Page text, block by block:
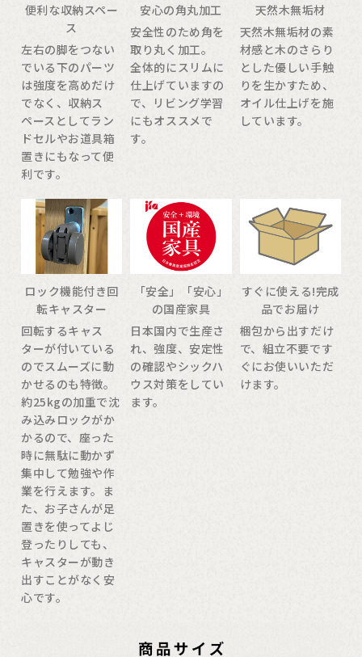
便利な収納スペー
ス
左右の脚をつない
でいる下のパーツ
は強度を高めだけ
でなく、収納ス
ペースとしてラン
ドセルやお道具箱
置きにもなって便
利です。
安心の角丸加工
安全性のため角を
取り丸く加工。
全体的にスリムに
仕上げていますの
で、リビング学習
にもオススメで
す。
天然木無垢材
天然木無垢材の素
材感と木のさらり
とした優しい手触
りを生かすため、
オイル仕上げを施
しています。
ロック機能付き回
転キャスター
回転するキャス
ターが付いている
のでスムーズに動
かせるのも特徴。
約25kgの加重で沈
み込みロックがか
かるので、座った
時に無駄に動かず
集中して勉強や作
業を行えます。ま
た、お子さんが足
置きを使ってよじ
登ったりしても、
キャスターが動き
出すことがなく安
心です。
「安全」「安心」
の国産家具
日本国内で生産さ
れ、強度、安定性
の確認やシックハ
ウス対策をしてい
ます。
すぐに使える!完成
品でお届け
梱包から出すだけ
で、組立不要です
ぐにお使いいただ
けます。